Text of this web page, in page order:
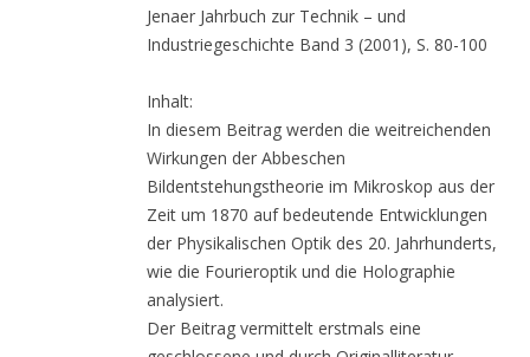
Jenaer Jahrbuch zur Technik – und
Industriegeschichte Band 3 (2001), S. 80-100
Inhalt:
In diesem Beitrag werden die weitreichenden
Wirkungen der Abbeschen
Bildentstehungstheorie im Mikroskop aus der
Zeit um 1870 auf bedeutende Entwicklungen
der Physikalischen Optik des 20. Jahrhunderts,
wie die Fourieroptik und die Holographie
analysiert.
Der Beitrag vermittelt erstmals eine